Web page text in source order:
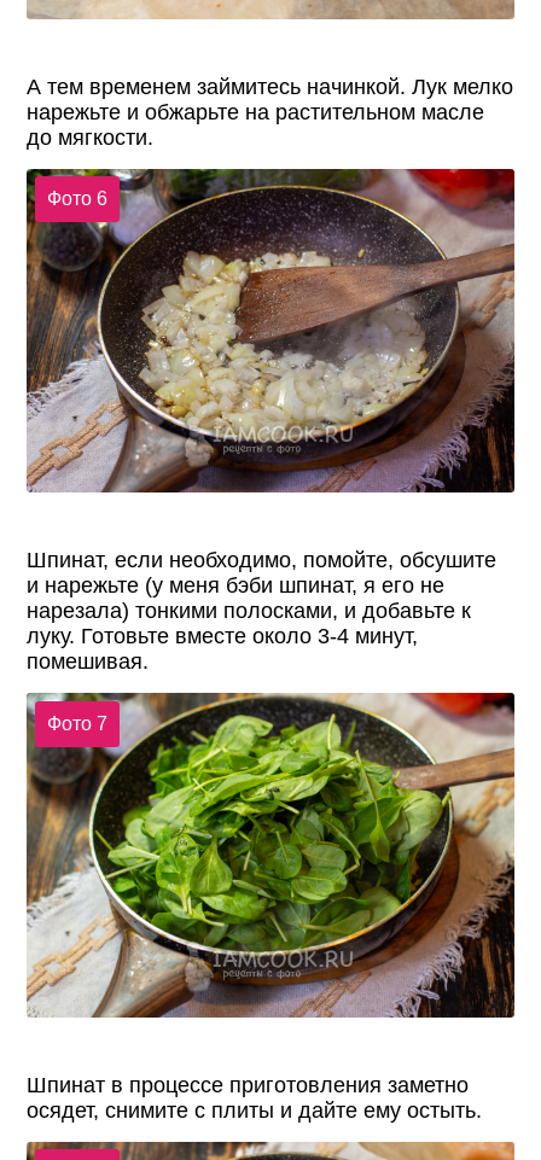
А тем временем займитесь начинкой. Лук мелко
нарежьте и обжарьте на растительном масле
до мягкости.
Фото 6
Шпинат, если необходимо, помойте, обсушите
и нарежьте (у меня бэби шпинат, я его не
нарезала) тонкими полосками, и добавьте к
луку. Готовьте вместе около 3-4 минут,
помешивая.
Фото 7
Шпинат в процессе приготовления заметно
осядет, снимите с плиты и дайте ему остыть.